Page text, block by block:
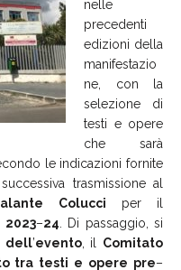
nelle
precedenti
edizioni della
manifestazio
ne, con la
selezione di
testi e opere
che sarà
le indicazioni fornite
trasmissione al
Colucci per il
2023–24 . Di passaggio, si
dell’evento, il Comitato
tra testi e opere pre–